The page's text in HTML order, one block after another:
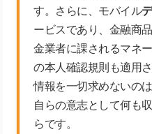
す。さらに、モバイル
ービスであり、金融商
金業者に課されるマネ
の本人確認規則も適用
情報を一切求めないの
自らの意志として何も
らです。